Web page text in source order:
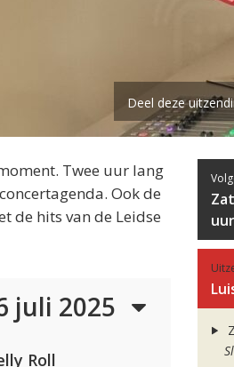
Deel deze
Twee uur lang
Ook de
de hits van de Leidse
juli 2025
Roll
uur